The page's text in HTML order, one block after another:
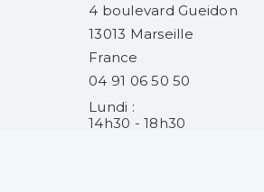
4 boulevard Gueidon
13013 Marseille
France
04 91 06 50 50
Lundi :
14h30 - 18h30